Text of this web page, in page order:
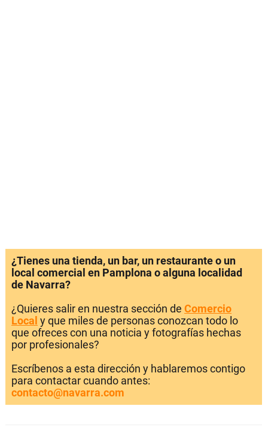
¿Tienes una tienda, un bar, un restaurante o un
local comercial en Pamplona o alguna localidad
de Navarra?
¿Quieres salir en nuestra sección de Comercio
Local y que miles de personas conozcan todo lo
que ofreces con una noticia y fotografías hechas
por profesionales?
Escríbenos a esta dirección y hablaremos contigo
para contactar cuando antes:
contacto@navarra.com